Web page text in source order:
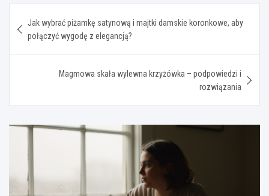
wpisu
Jak wybrać piżamkę satynową i majtki damskie koronkowe, aby
połączyć wygodę z elegancją?
Magmowa skała wylewna krzyżówka – podpowiedzi i
rozwiązania